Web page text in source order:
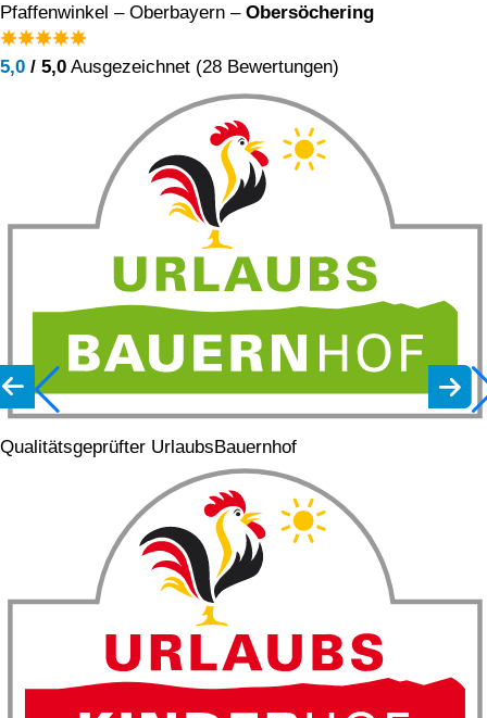
Pfaffenwinkel – Oberbayern – Obersöchering
5,0 / 5,0 Ausgezeichnet (28 Bewertungen)
Qualitätsgeprüfter UrlaubsBauernhof